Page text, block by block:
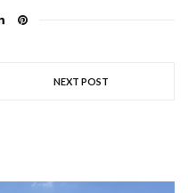
NEXT POST